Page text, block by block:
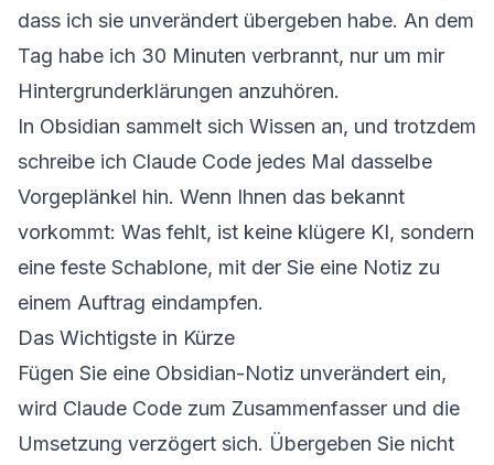
dass ich sie unverändert übergeben habe. An dem
Tag habe ich 30 Minuten verbrannt, nur um mir
Hintergrunderklärungen anzuhören.
In Obsidian sammelt sich Wissen an, und trotzdem
schreibe ich Claude Code jedes Mal dasselbe
Vorgeplänkel hin. Wenn Ihnen das bekannt
vorkommt: Was fehlt, ist keine klügere KI, sondern
eine feste Schablone, mit der Sie eine Notiz zu
einem Auftrag eindampfen.
Das Wichtigste in Kürze
Fügen Sie eine Obsidian-Notiz unverändert ein,
wird Claude Code zum Zusammenfasser und die
Umsetzung verzögert sich. Übergeben Sie nicht